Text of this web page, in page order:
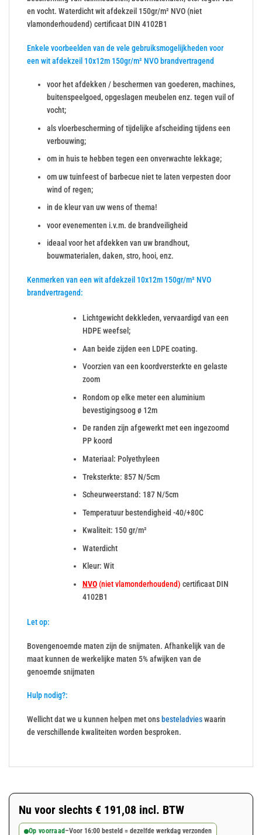
en vocht. Waterdicht wit afdekzeil 150gr/m² NVO (niet
vlamonderhoudend) certificaat DIN 4102B1
Enkele voorbeelden van de vele gebruiksmogelijkheden voor
een wit afdekzeil 10x12m 150gr/m² NVO brandvertragend
voor het afdekken / beschermen van goederen, machines,
buitenspeelgoed, opgeslagen meubelen enz. tegen vuil of
vocht;
als vloerbescherming of tijdelijke afscheiding tijdens een
verbouwing;
om in huis te hebben tegen een onverwachte lekkage;
om uw tuinfeest of barbecue niet te laten verpesten door
wind of regen;
in de kleur van uw wens of thema!
voor evenementen i.v.m. de brandveiligheid
ideaal voor het afdekken van uw brandhout,
bouwmaterialen, daken, stro, hooi, enz.
Kenmerken van een wit afdekzeil 10x12m 150gr/m² NVO
brandvertragend:
Lichtgewicht dekkleden, vervaardigd van een
HDPE weefsel;
Aan beide zijden een LDPE coating.
Voorzien van een koordversterkte en gelaste
zoom
Rondom op elke meter een aluminium
bevestigingsoog ø 12m
De randen zijn afgewerkt met een ingezoomd
PP koord
Materiaal: Polyethyleen
Treksterkte: 857 N/5cm
Scheurweerstand: 187 N/5cm
Temperatuur bestendigheid -40/+80C
Kwaliteit: 150 gr/m²
Waterdicht
Kleur: Wit
NVO (niet vlamonderhoudend) certificaat DIN
4102B1
Let op:
Bovengenoemde maten zijn de snijmaten. Afhankelijk van de
maat kunnen de werkelijke maten 5% afwijken van de
genoemde snijmaten
Hulp nodig?:
Wellicht dat we u kunnen helpen met onsbesteladvieswaarin
de verschillende kwaliteiten worden besproken.
Nu voor slechts € 191,08 incl. BTW
Op voorraad –Voor 16:00 besteld = dezelfde werkdag verzonden